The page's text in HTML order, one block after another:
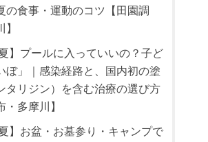
の食事・運動のコツ【田園調
】プールに入っていいの？子ど
ぼ」｜感染経路と、国内初の塗
タリジン）を含む治療の選び方
・多摩川】
】お盆・お墓参り・キャンプで